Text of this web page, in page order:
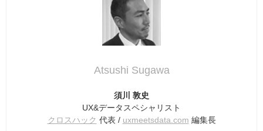
Atsushi Sugawa
須川 敦史
UX&データスペシャリスト
クロスハック 代表 / uxmeetsdata.com 編集長